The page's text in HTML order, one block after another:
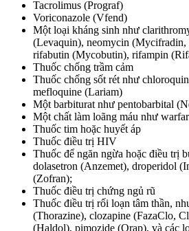
Tacrolimus (Prograf)
Voriconazole (Vfend)
Một loại kháng sinh như
(Levaquin), neomycin (Mycifradin,
rifabutin (Mycobutin), rifampin
Thuốc chống trầm cảm
Thuốc chống sốt rét như
mefloquine (Lariam)
Một barbiturat như pentobarbital
Một chất làm loãng máu như
Thuốc tim hoặc huyết áp
Thuốc điều trị HIV
Thuốc để ngăn ngừa hoặc điều trị
dolasetron (Anzemet), droperidol
(Zofran);
Thuốc điều trị chứng ngủ rũ
Thuốc điều trị rối loạn tâm thần,
(Thorazine), clozapine (FazaClo,
(Haldol), pimozide (Orap), và các